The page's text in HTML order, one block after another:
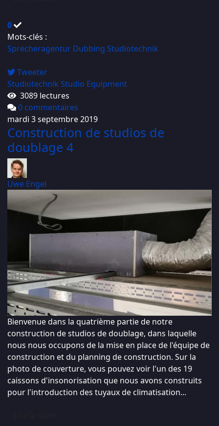
0
Mots-clés :
Sprecheragentur Dubbing Studiotechnik
Tweeter
Studiotechnik Studio Equipment
3089 lectures
0 commentaires
mardi 3 septembre 2019
Construction de studios de
doublage 4
Uwe Engel
Bienvenue dans la quatrième partie de notre
construction de studios de doublage, dans laquelle
nous nous occupons de la mise en place de l'équipe de
construction et du planning de construction. Sur la
photo de couverture, vous pouvez voir l'un des 19
caissons d'insonorisation que nous avons construits
pour l'introduction des tuyaux de climatisation...